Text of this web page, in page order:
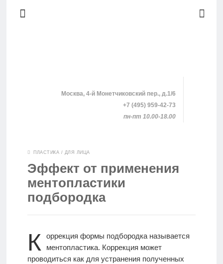
Москва, 4-й Монетчиковский пер., д.1/6
+7 (495) 959-42-73
пн-пт 10.00-18.00
КЛИНИКИ
МАССАЖ
ПЛАСТИКА / ДЛЯ ЛИЦА
Эффект от применения
ментопластики
подбородка
К
оррекция формы подбородка называется
ментопластика. Коррекция может
проводиться как для устранения полученных